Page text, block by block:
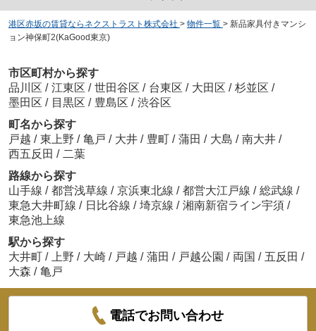
港区赤坂の賃貸ならネクストラスト株式会社 > 物件一覧 > 新品家具付きマンシ
ョン神保町2(KaGood東京)
市区町村から探す
品川区 / 江東区 / 世田谷区 / 台東区 / 大田区 / 杉並区 /
墨田区 / 目黒区 / 豊島区 / 渋谷区
町名から探す
戸越 / 東上野 / 亀戸 / 大井 / 豊町 / 蒲田 / 大島 / 南大井 /
西五反田 / 二葉
路線から探す
山手線 / 都営浅草線 / 京浜東北線 / 都営大江戸線 / 総武線 /
東急大井町線 / 日比谷線 / 埼京線 / 湘南新宿ライン宇須 /
東急池上線
駅から探す
大井町 / 上野 / 大崎 / 戸越 / 蒲田 / 戸越公園 / 両国 / 五反田 /
大森 / 亀戸
電話でお問い合わせ